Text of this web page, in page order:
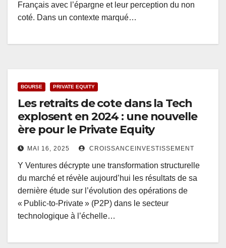
Français avec l’épargne et leur perception du non
coté. Dans un contexte marqué…
BOURSE PRIVATE EQUITY
Les retraits de cote dans la Tech
explosent en 2024 : une nouvelle
ère pour le Private Equity
MAI 16, 2025 CROISSANCEINVESTISSEMENT
Y Ventures décrypte une transformation structurelle
du marché et révèle aujourd’hui les résultats de sa
dernière étude sur l’évolution des opérations de
« Public-to-Private » (P2P) dans le secteur
technologique à l’échelle…